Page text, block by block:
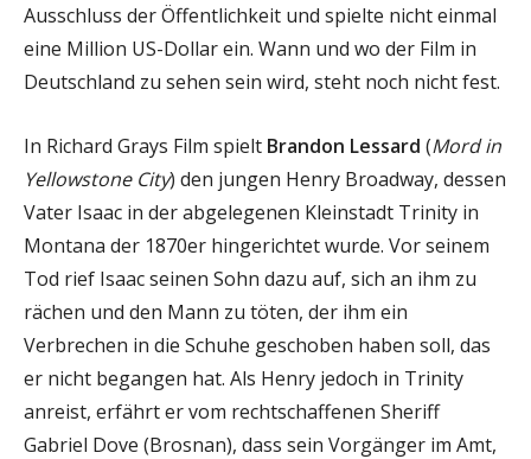
Ausschluss der Öffentlichkeit und spielte nicht einmal
eine Million US-Dollar ein. Wann und wo der Film in
Deutschland zu sehen sein wird, steht noch nicht fest.
In Richard Grays Film spielt Brandon Lessard (Mord in
Yellowstone City) den jungen Henry Broadway, dessen
Vater Isaac in der abgelegenen Kleinstadt Trinity in
Montana der 1870er hingerichtet wurde. Vor seinem
Tod rief Isaac seinen Sohn dazu auf, sich an ihm zu
rächen und den Mann zu töten, der ihm ein
Verbrechen in die Schuhe geschoben haben soll, das
er nicht begangen hat. Als Henry jedoch in Trinity
anreist, erfährt er vom rechtschaffenen Sheriff
Gabriel Dove (Brosnan), dass sein Vorgänger im Amt,